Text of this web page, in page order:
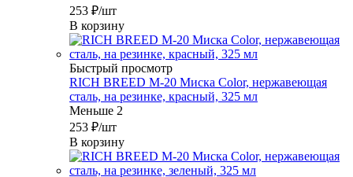
253 ₽/шт
В корзину
Быстрый просмотр
RICH BREED М-20 Миска Color, нержавеющая
сталь, на резинке, красный, 325 мл
Меньше 2
253 ₽/шт
В корзину